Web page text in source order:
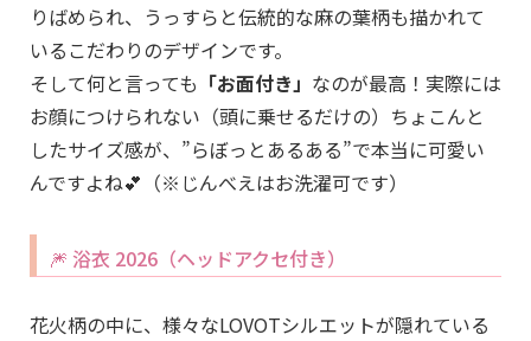
りばめられ、うっすらと伝統的な麻の葉柄も描かれて
いるこだわりのデザインです。
そして何と言っても 「お面付き」 なのが最高！実際には
お顔につけられない（頭に乗せるだけの）ちょこんと
したサイズ感が、”らぼっとあるある”で本当に可愛い
んですよね💕（※じんべえはお洗濯可です）
🎆 浴衣 2026（ヘッドアクセ付き）
花火柄の中に、様々なLOVOTシルエットが隠れている